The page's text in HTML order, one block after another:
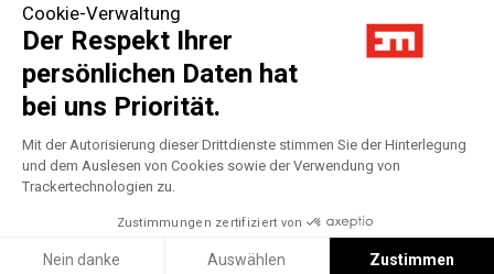
Cookie-Verwaltung
Der Respekt Ihrer
persönlichen Daten hat
bei uns Priorität.
Mit der Autorisierung dieser Drittdienste stimmen Sie der Hinterlegung
und dem Auslesen von Cookies sowie der Verwendung von
Trackertechnologien zu.
Zustimmungen zertifiziert von
Nein danke Auswählen Zustimmen
Impressum
Datenschutzerklärung
Préférences Cookies
Réalisation Studio Meta